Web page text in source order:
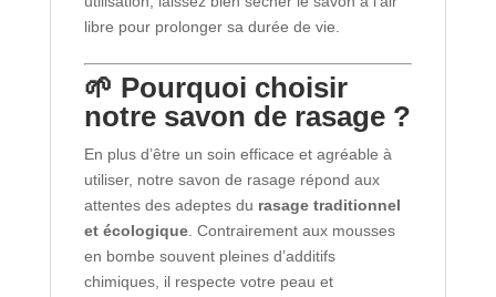
libre pour prolonger sa durée de vie.
🌱 Pourquoi choisir
notre savon de rasage ?
En plus d’être un soin efficace et agréable à
utiliser, notre savon de rasage répond aux
attentes des adeptes du rasage traditionnel
et écologique. Contrairement aux mousses
en bombe souvent pleines d’additifs
chimiques, il respecte votre peau et